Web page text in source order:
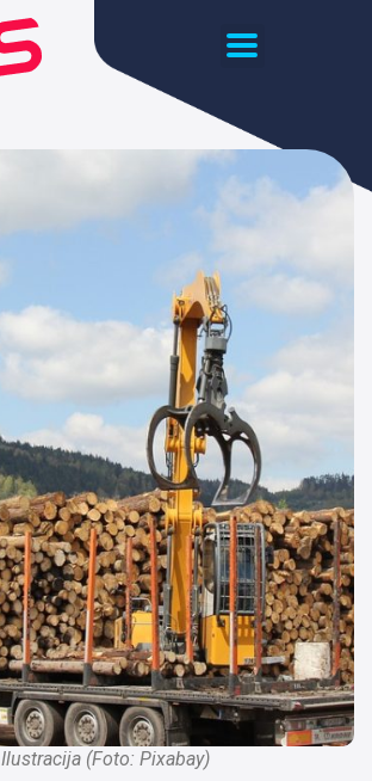
Ilustracija (Foto: Pixabay)